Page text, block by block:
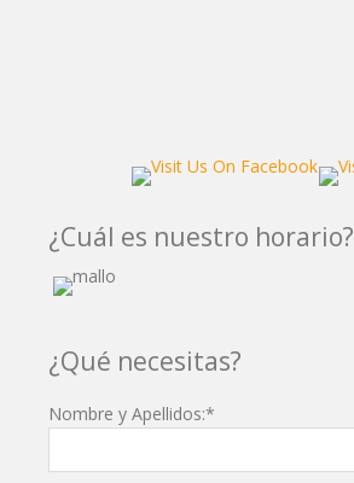
¿Cuál es nuestro horario?
¿Qué necesitas?
Nombre y Apellidos:*